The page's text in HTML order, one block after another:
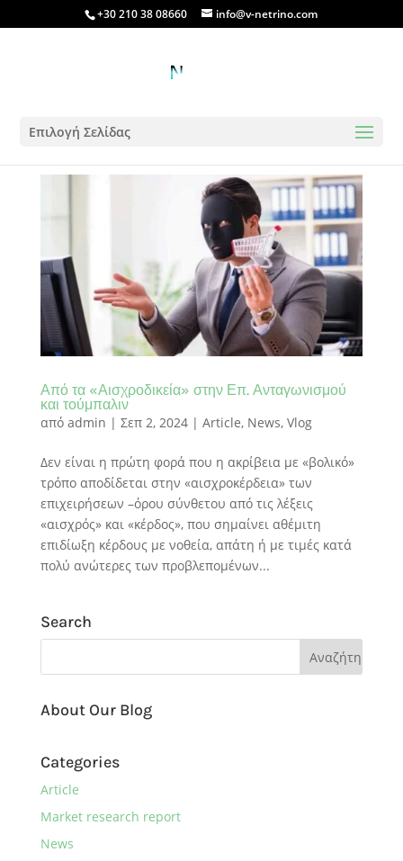
+30 210 38 08660 info@v-netrino.com
Επιλογή Σελίδας
Από τα «Αισχροδικεία» στην Επ. Ανταγωνισμού
και τούμπαλιν
από admin | Σεπ 2, 2024| Article, News, Vlog
Δεν είναι η πρώτη φορά που η ακρίβεια με «βολικό»
τρόπο αποδίδεται στην «αισχροκέρδεια» των
επιχειρήσεων –όρου σύνθετου από τις λέξεις
«αισχρός» και «κέρδος», που σημαίνει αθέμιτη
επιδίωξη κέρδους με νοθεία, απάτη ή με τιμές κατά
πολύ ανώτερες των προβλεπομένων...
Search
About Our Blog
Categories
Article
Market research report
News